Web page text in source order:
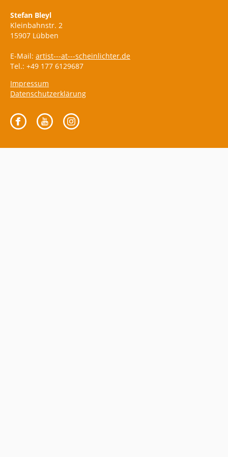
Stefan Bleyl
Kleinbahnstr. 2
15907 Lübben
E-Mail: artist---at---scheinlichter.de
Tel.: +49 177 6129687
Impressum
Datenschutzerklärung